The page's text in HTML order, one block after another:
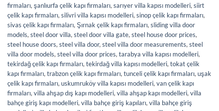
firmaları, şanlıurfa çelik kapı firmaları, sarıyer villa kapısı modelleri, siirt
çelik kapı firmaları, silivri villa kapısı modelleri, sinop çelik kapı firmaları,
sivas çelik kapı firmaları, Şırnak çelik kapı firmaları, sliding villa door
models, steel door villa, steel door villa gate, steel house door prices,
steel house doors, steel villa door, steel villa door measurements, steel
villa door models, steel villa door prices, tarabya villa kapısı modelleri,
tekirdağ çelik kapı firmaları, tekirdağ villa kapısı modelleri, tokat çelik
kapı firmaları, trabzon çelik kapı firmaları, tunceli çelik kapı firmaları, uşak
çelik kapı firmaları, uskumruköy villa kapısı modelleri, van çelik kapı
firmaları, villa ahşap dış kapı modelleri, villa ahşap kapı modelleri, villa
bahçe giriş kapı modelleri, villa bahçe giriş kapıları, villa bahçe giriş